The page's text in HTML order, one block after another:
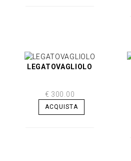
LEGATOVAGLIOLO
€ 300.00
ACQUISTA